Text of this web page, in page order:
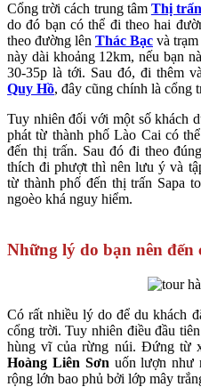
Cổng trời cách trung tâm Thị
do đó bạn có thể đi theo hai
theo đường lên Thác Bạc và
này dài khoảng 12km, nếu bạn
30-35p là tới. Sau đó, đi thêm
Quy Hồ, đây cũng chính là cổng
Tuy nhiên đối với một số khách
phát từ thành phố Lào Cai có
đến thị trấn. Sau đó đi theo
thích đi phượt thì nên lưu ý và
từ thành phố đến thị trấn Sapa
ngoèo khá nguy hiểm.
Những lý do bạn nên đến
Có rất nhiều lý do để du khách
cổng trời. Tuy nhiên điều đầu
hùng vĩ của rừng núi. Đứng từ
Hoàng Liên Sơn uốn lượn như
rộng lớn bao phủ bởi lớp mây